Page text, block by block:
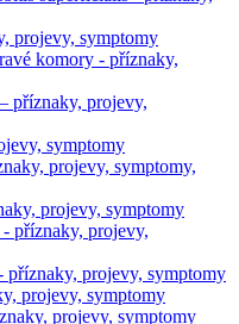
projevy, symptomy
komory - příznaky,
příznaky, projevy,
symptomy
projevy, symptomy,
projevy, symptomy
příznaky, projevy,
příznaky, projevy, symptomy
projevy, symptomy
projevy, symptomy